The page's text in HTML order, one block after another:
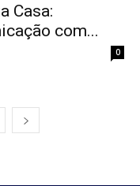
Casa:
com...
0